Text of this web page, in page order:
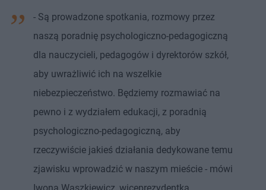
- Są prowadzone spotkania, rozmowy przez
naszą poradnię psychologiczno-pedagogiczną
dla nauczycieli, pedagogów i dyrektorów szkół,
aby uwrażliwić ich na wszelkie
niebezpieczeństwo. Będziemy rozmawiać na
pewno i z wydziałem edukacji, z poradnią
psychologiczno-pedagogiczną, aby
rzeczywiście jakieś działania dedykowane temu
zjawisku wprowadzić w naszym mieście - mówi
Iwona Waszkiewicz, wiceprezydentka